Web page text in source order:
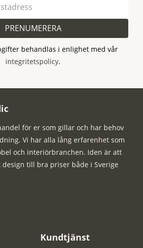
PRENUMERERA
behandlas i enlighet med vår
integritetspolicy.
för er som gillar och har behov
Vi har alla lång erfarenhet som
och interiörbranchen. Iden är att
design till bra priser både i Sverige
Kundtjänst